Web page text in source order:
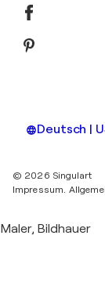
Deutsch |
© 2026 Singulart
Impressum.
Maler, Bildhauer